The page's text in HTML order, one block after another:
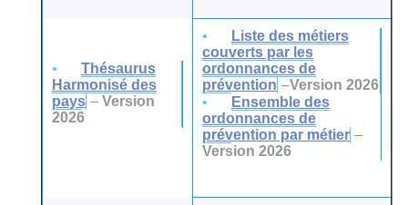
Thésaurus
Harmonisé des
pays – Version
2026
Liste des métiers
couverts par les
ordonnances de
prévention –Version 2026
Ensemble des
ordonnances de
prévention par métier –
Version 2026